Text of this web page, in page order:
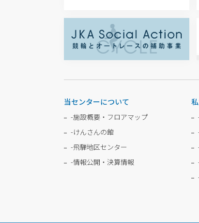
当センターについて
-施設概要・フロアマップ
-けんさんの館
-飛騨地区センター
-情報公開・決算情報